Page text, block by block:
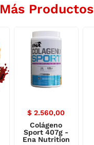
Más Productos
$ 2.560,00
Colágeno
Sport 407g -
Ena Nutrition